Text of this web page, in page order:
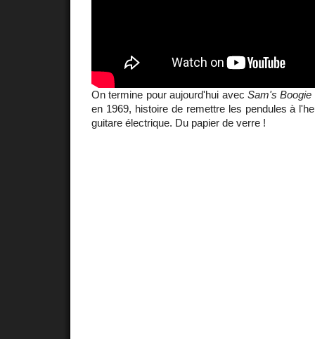
On termine pour aujourd'hui avec Sam's Boogie
en 1969, histoire de remettre les pendules à
guitare électrique. Du papier de verre !